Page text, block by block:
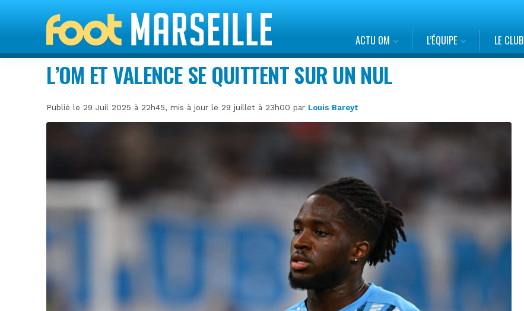
ACTU OM L’ÉQUIPE LE CLUB
L’OM ET VALENCE SE QUITTENT SUR UN NUL
Publié le 29 Juil 2025 à 22h45, mis à jour le 29 juillet à 23h00 par Louis Bareyt